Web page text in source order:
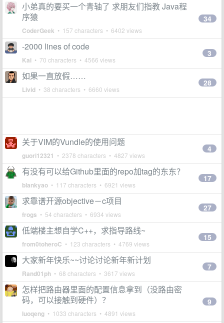
小弟真的要买一个青轴了 求朋友们指教 Java程
序猿
CoderGeek • 157 characters • 6402 views
34
-2000 lines of code
Kai • 70 characters • 4566 views
3
如果一直放假……
Livid • 38 characters • 6660 views
28
关于VIM的Vundle的使用问题
guori12321 • 2378 characters • 4827 views
4
有没有可以给Github里面的repo加tag的东东？
blankyao • 117 characters • 6921 views
17
求靠谱开源objective－c项目
frogs • 54 characters • 6934 views
27
低端楼主想自学C++，求指导路线~
from0toheroC • 123 characters • 4769 views
15
大家新年快乐~~讨论讨论新年新计划
Rand01ph • 68 characters • 3617 views
7
怎样把路由器里面的配置信息拿到（没路由密
码，可以接触到硬件）？
luoqeng • 1033 characters • 4891 views
9